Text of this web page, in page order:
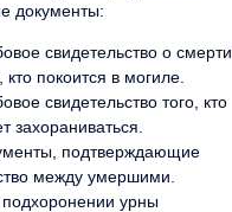
документы:
свидетельство о смерти
кто покоится в могиле.
свидетельство того, кто
захораниваться.
подтверждающие
между умершими.
урны